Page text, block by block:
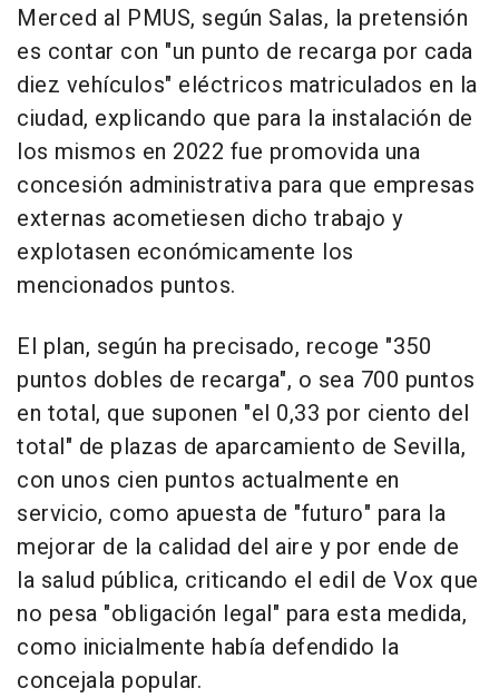
Merced al PMUS, según Salas, la pretensión
es contar con "un punto de recarga por cada
diez vehículos" eléctricos matriculados en la
ciudad, explicando que para la instalación de
los mismos en 2022 fue promovida una
concesión administrativa para que empresas
externas acometiesen dicho trabajo y
explotasen económicamente los
mencionados puntos.
El plan, según ha precisado, recoge "350
puntos dobles de recarga", o sea 700 puntos
en total, que suponen "el 0,33 por ciento del
total" de plazas de aparcamiento de Sevilla,
con unos cien puntos actualmente en
servicio, como apuesta de "futuro" para la
mejorar de la calidad del aire y por ende de
la salud pública, criticando el edil de Vox que
no pesa "obligación legal" para esta medida,
como inicialmente había defendido la
concejala popular.